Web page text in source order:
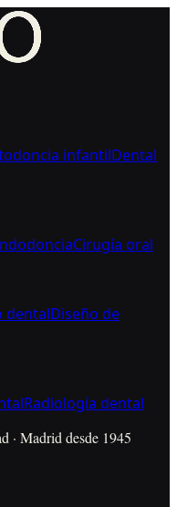
infantilDental
Cirugía oral
dentalDiseño de
Radiología dental
· Madrid desde 1945